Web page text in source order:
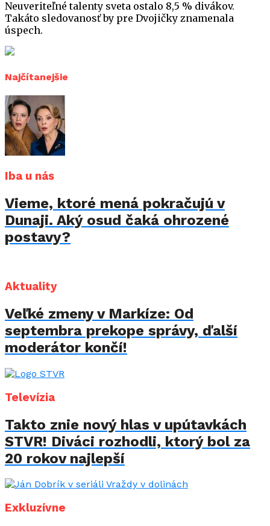
Neuveriteľné talenty sveta ostalo 8,5 % divákov.
Takáto sledovanosť by pre Dvojičky znamenala
úspech.
Najčítanejšie
Iba u nás
Vieme, ktoré mená pokračujú v
Dunaji. Aký osud čaká ohrozené
postavy?
Aktuality
Veľké zmeny v Markíze: Od
septembra prekope správy, ďalší
moderátor končí!
Televízia
Takto znie nový hlas v upútavkách
STVR! Diváci rozhodli, ktorý bol za
20 rokov najlepší
Exkluzívne